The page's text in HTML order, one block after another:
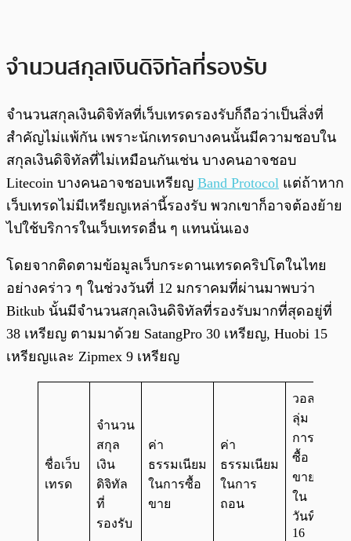
จำนวนสกุลเงินดิจิทัลที่รองรับ
จำนวนสกุลเงินดิจิทัลที่เว็บเทรดรองรับก็ถือว่าเป็นสิ่งที่
สำคัญไม่แพ้กัน เพราะนักเทรดบางคนนั้นมีความชอบใน
สกุลเงินดิจิทัลที่ไม่เหมือนกันเช่น บางคนอาจชอบ
Litecoin บางคนอาจชอบเหรียญ Band Protocol แต่ถ้าหาก
เว็บเทรดไม่มีเหรียญเหล่านี้รองรับ พวกเขาก็อาจต้องย้าย
ไปใช้บริการในเว็บเทรดอื่น ๆ แทนนั่นเอง
โดยจากติดตามข้อมูลเว็บกระดานเทรดคริปโตในไทย
อย่างคร่าว ๆ ในช่วงวันที่ 12 มกราคมที่ผ่านมาพบว่า
Bitkub นั้นมีจำนวนสกุลเงินดิจิทัลที่รองรับมากที่สุดอยู่ที่
38 เหรียญ ตามมาด้วย SatangPro 30 เหรียญ, Huobi 15
เหรียญและ Zipmex 9 เหรียญ
ชื่อเว็บ
เทรด
จำนวน
สกุล
เงิน
ดิจิทัล
ที่
รองรับ
ค่า
ธรรมเนียม
ในการซื้อ
ขาย
ค่า
ธรรมเนียม
ในการ
ถอน
วอล
ลุ่ม
การ
ซื้อ
ขาย
ใน
วันที่
16